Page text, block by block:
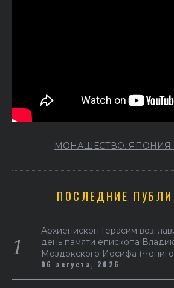
МОНАШЕСТВО.
ПОСЛЕДНИЕ
Архиепископ Герасим
день памяти епископа
Моздокского Иосифа
06 августа, 2026